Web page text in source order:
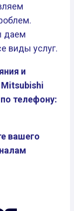
даем
виды услуг.
и
телефону:
вашего